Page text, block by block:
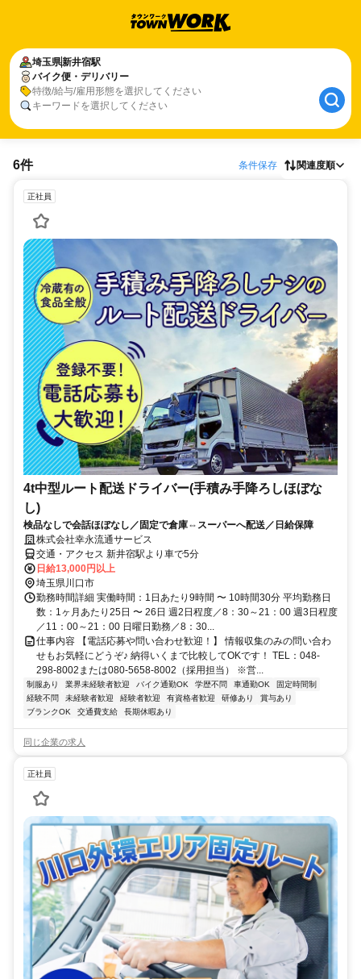
埼玉県新井宿駅
バイク便・デリバリー
特徴/給与/雇用形態を選択してください
キーワードを選択してください
6件 条件保存 関連度順
正社員
4t中型ルート配送ドライバー(手積み手降ろしほぼな
し)
検品なしで会話ほぼなし／固定で倉庫⇔スーパーへ配送／日給保障
株式会社幸永流通サービス
交通・アクセス 新井宿駅より車で5分
日給13,000円以上
埼玉県川口市
勤務時間詳細 実働時間：1日あたり9時間 〜 10時間30分 平均勤務日
数：1ヶ月あたり25日 〜 26日 週2日程度／8：30～21：00 週3日程度
／11：00～21：00 日曜日勤務／8：30...
仕事内容 【電話応募や問い合わせ歓迎！】 情報収集のみの問い合わ
せもお気軽にどうぞ♪ 納得いくまで比較してOKです！ TEL：048-
298-8002または080-5658-8002（採用担当） ※営...
制服あり 業界未経験者歓迎 バイク通勤OK 学歴不問 車通勤OK
固定時間制
経験不問
未経験者歓迎 経験者歓迎 有資格者歓迎 研修あり
賞与あり
ブランクOK
交通費支給 長期休暇あり
同じ企業の求人
正社員